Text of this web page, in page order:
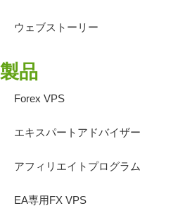
ウェブストーリー
製品
Forex VPS
エキスパートアドバイザー
アフィリエイトプログラム
EA専用FX VPS